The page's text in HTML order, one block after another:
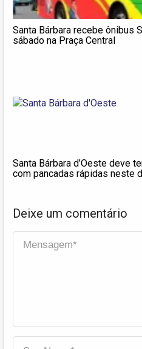
Santa Bárbara recebe ônibus
sábado na Praça Central
Santa Bárbara d’Oeste deve
com pancadas rápidas neste
Deixe um comentário